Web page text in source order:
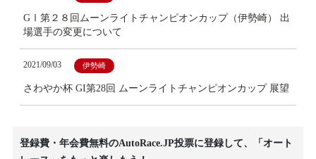
GⅠ第２８回ムーンライトチャンピオンカップ（伊勢崎） 出
場選手の変更について
2021/09/03 伊勢崎
さわやか杯 GI第28回 ムーンライトチャンピオンカップ 展望
登録費・年会費無料のAutoRace.JP投票に登録して、「オート